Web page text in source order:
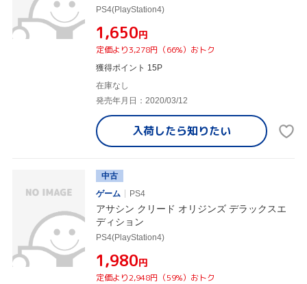
PS4(PlayStation4)
¥1,650円
定価より3,278円（66%）おトク
獲得ポイント 15P
在庫なし
発売年月日：2020/03/12
入荷したら知りたい
中古
ゲーム
PS4
アサシン クリード オリジンズ デラックスエ
ディション
PS4(PlayStation4)
¥1,980円
定価より2,948円（59%）おトク